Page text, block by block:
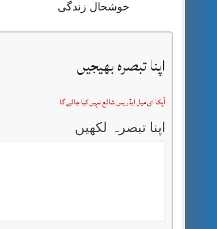
خوشحال زندگی
اپنا تبصرہ بھیجیں
آپکا ای میل ایڈریس شائع نہیں کیا جائے گا
اپنا تبصرہ لکھیں